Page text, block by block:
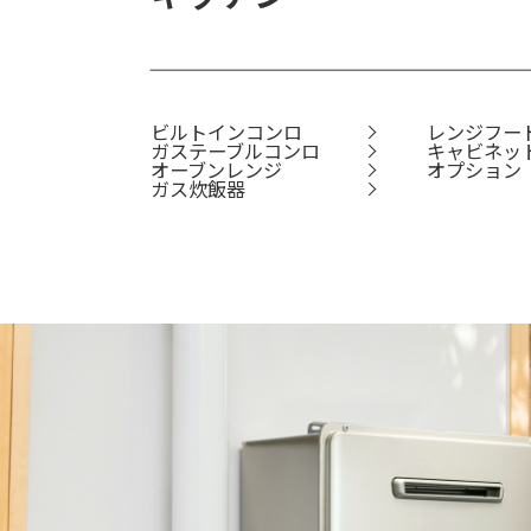
ビルトインコンロ レンジフー
ガステーブルコンロ キャビネッ
オーブンレンジ オプション
ガス炊飯器